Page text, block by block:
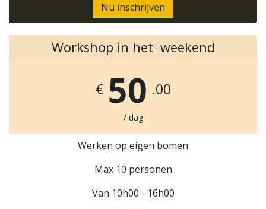
Nu inschrijven
Workshop in het weekend
€ 50 .00
/ dag
Werken op eigen bomen
Max 10 personen
Van 10h00 - 16h00